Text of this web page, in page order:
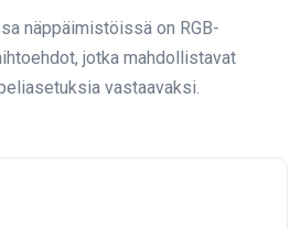
näppäimistöissä on RGB-
jotka mahdollistavat
vastaavaksi.